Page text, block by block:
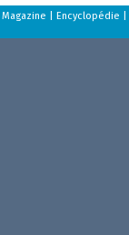
Magazine Encyclopédie